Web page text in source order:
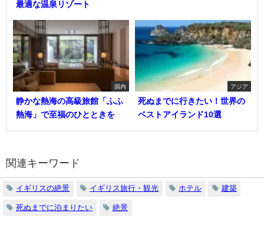
最適な温泉リゾート
国内
静かな熱海の高級旅館「ふふ
熱海」で至福のひとときを
アジア
死ぬまでに行きたい！世界の
ベストアイランド10選
関連キーワード
イギリスの絶景 イギリス旅行・観光 ホテル 建築
死ぬまでに泊まりたい 絶景